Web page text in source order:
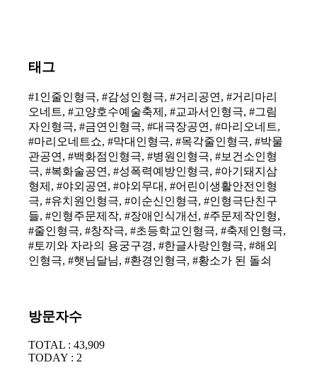
태그
#1인줄인형극, #감성인형극, #거리공연, #거리마리
오네트, #고양호수예술축제, #교과서인형극, #그림
자인형극, #금연인형극, #대극장공연, #마리오네트,
#마리오네트쇼, #막대인형극, #목각줄인형극, #박물
관공연, #백화점인형극, #병원인형극, #보건소인형
극, #복화술공연, #성폭력예방인형극, #아기돼지삼
형제, #야외공연, #야외무대, #어린이생활안전인형
극, #유치원인형극, #이순신인형극, #인형극단친구
들, #인형주문제작, #장애인식개선, #주문제작인형,
#줄인형극, #창작극, #초등학교인형극, #축제인형극,
#토끼와 자라의 용궁구경, #한글사랑인형극, #해외
인형극, #햇님달님, #환경인형극, #황소가 된 돌쇠
방문자수
TOTAL : 43,909
TODAY : 2